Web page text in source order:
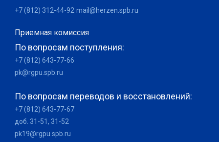
+7 (812) 312-44-92 mail@herzen.spb.ru
Приемная комиссия
По вопросам поступления:
+7 (812) 643-77-66
pk@rgpu.spb.ru
По вопросам переводов и восстановлений:
+7 (812) 643-77-67
доб. 31-51, 31-52
pk19@rgpu.spb.ru